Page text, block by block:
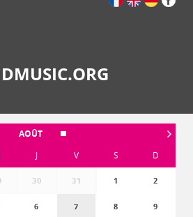
AOÛT
J V S D
30 31 1 2
6 7 8 9